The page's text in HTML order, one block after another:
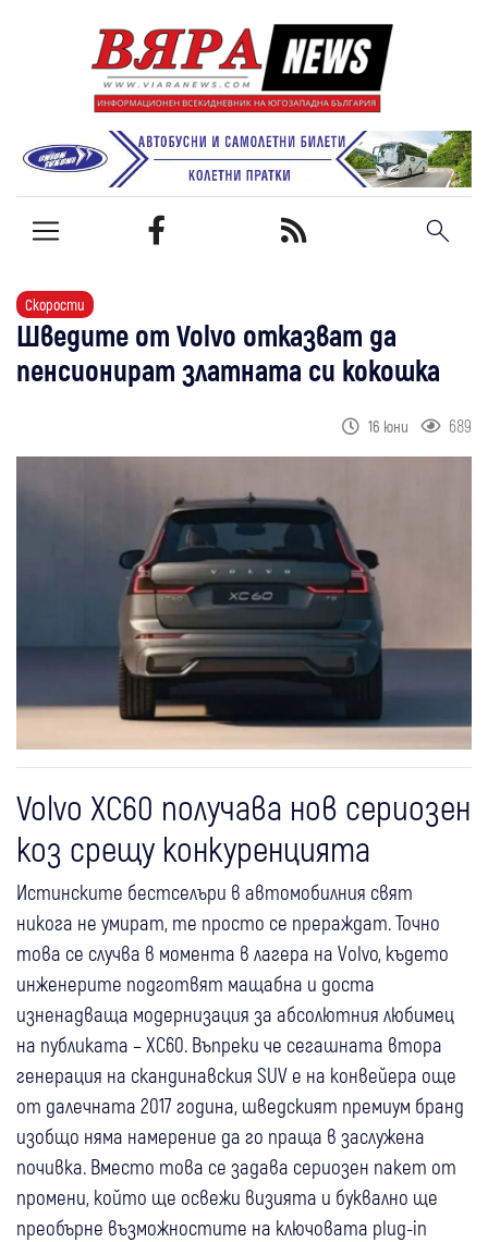
Скорости
Шведите от Volvo отказват да
пенсионират златната си кокошка
16 юни 689
Volvo XC60 получава нов сериозен
коз срещу конкуренцията
Истинските бестселъри в автомобилния свят
никога не умират, те просто се прераждат. Точно
това се случва в момента в лагера на Volvo, където
инженерите подготвят мащабна и доста
изненадваща модернизация за абсолютния любимец
на публиката – XC60. Въпреки че сегашната втора
генерация на скандинавския SUV е на конвейера още
от далечната 2017 година, шведският премиум бранд
изобщо няма намерение да го праща в заслужена
почивка. Вместо това се задава сериозен пакет от
промени, който ще освежи визията и буквално ще
преобърне възможностите на ключовата plug-in